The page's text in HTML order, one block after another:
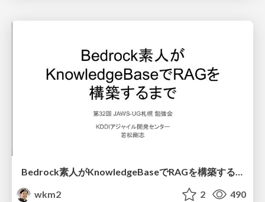
Bedrock素人がKnowledgeBaseでRAGを構築するまで
wkm2
2 490